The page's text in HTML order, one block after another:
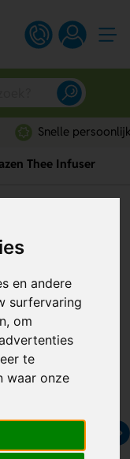
en andere
surfervaring
om
te
waar onze
Thee Infuser